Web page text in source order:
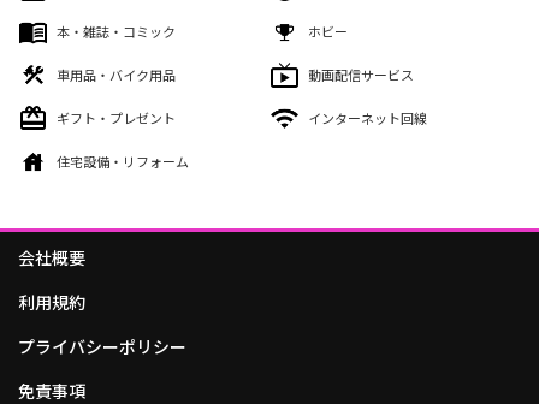
本・雑誌・コミック ホビー
車用品・バイク用品 動画配信サービス
ギフト・プレゼント インターネット回線
住宅設備・リフォーム
会社概要
利用規約
プライバシーポリシー
免責事項